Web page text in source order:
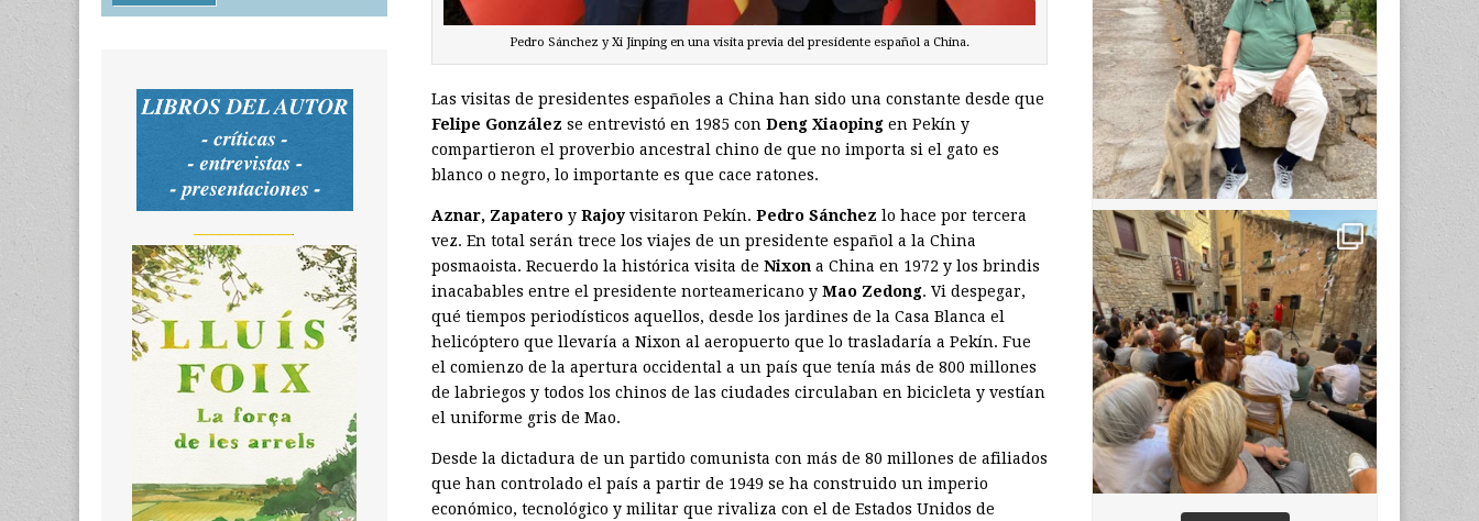
Pedro Sánchez y Xi Jinping en una visita previa del presidente español a China.
Las visitas de presidentes españoles a China han sido una constante desde que
Felipe González se entrevistó en 1985 con Deng Xiaoping en Pekín y
compartieron el proverbio ancestral chino de que no importa si el gato es
blanco o negro, lo importante es que cace ratones.
Aznar, Zapatero y Rajoyvisitaron Pekín. Pedro Sánchez lo hace por tercera
vez. En total serán trece los viajes de un presidente español a la China
posmaoista. Recuerdo la histórica visita de Nixon a China en 1972 y los brindis
inacabables entre el presidente norteamericano y Mao Zedong. Vi despegar,
qué tiempos periodísticos aquellos, desde los jardines de la Casa Blanca el
helicóptero que llevaría a Nixon al aeropuerto que lo trasladaría a Pekín. Fue
el comienzo de la apertura occidental a un país que tenía más de 800 millones
de labriegos y todos los chinos de las ciudades circulaban en bicicleta y vestían
el uniforme gris de Mao.
Desde la dictadura de un partido comunista con más de 80 millones de afiliados
que han controlado el país a partir de 1949 se ha construido un imperio
económico, tecnológico y militar que rivaliza con el de Estados Unidos de